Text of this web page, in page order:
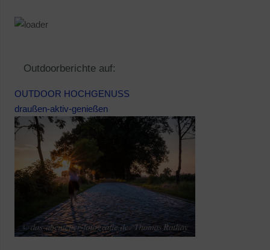
Outdoorberichte auf:
OUTDOOR HOCHGENUSS
draußen-aktiv-genießen